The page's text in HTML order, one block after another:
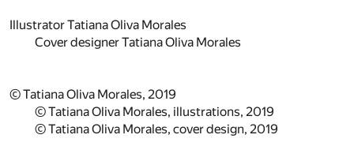
IllustratorTatiana Oliva Morales
Cover designerTatiana Oliva Morales
© Tatiana Oliva Morales, 2019
© Tatiana Oliva Morales, illustrations, 2019
© Tatiana Oliva Morales, cover design, 2019